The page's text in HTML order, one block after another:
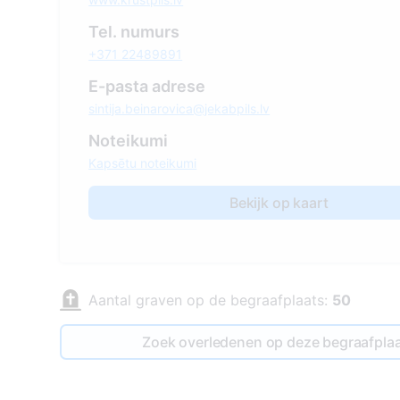
Tel. numurs
+371 22489891
E-pasta adrese
sintija.beinarovica@jekabpils.lv
Noteikumi
Kapsētu noteikumi
Bekijk op kaart
Aantal graven op de begraafplaats: 50
Zoek overledenen op deze